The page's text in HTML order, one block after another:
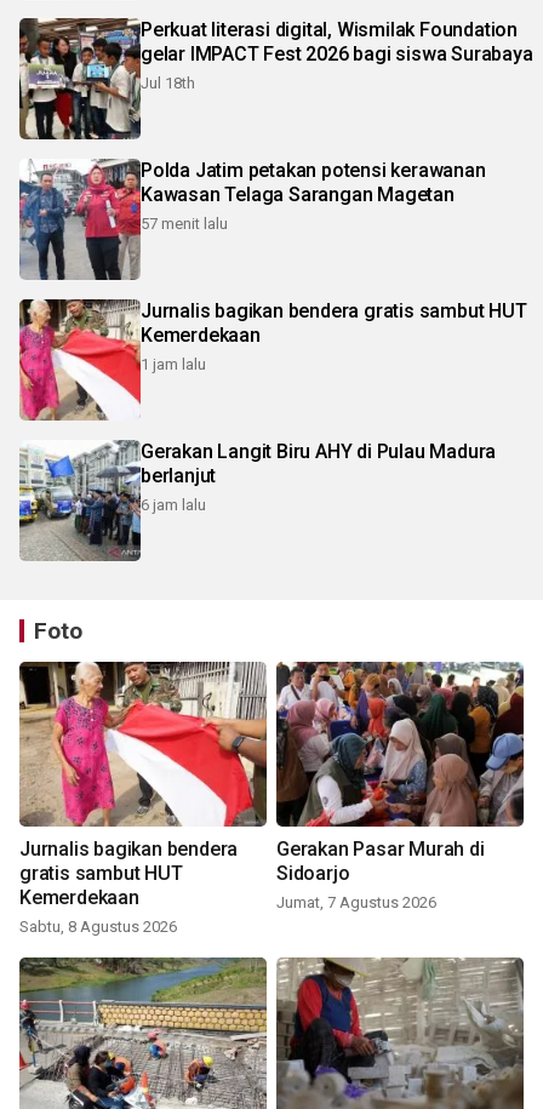
Perkuat literasi digital, Wismilak Foundation
gelar IMPACT Fest 2026 bagi siswa Surabaya
Jul 18th
Polda Jatim petakan potensi kerawanan
Kawasan Telaga Sarangan Magetan
57 menit lalu
Jurnalis bagikan bendera gratis sambut HUT
Kemerdekaan
1 jam lalu
Gerakan Langit Biru AHY di Pulau Madura
berlanjut
6 jam lalu
Foto
Jurnalis bagikan bendera
gratis sambut HUT
Kemerdekaan
Sabtu, 8 Agustus 2026
Gerakan Pasar Murah di
Sidoarjo
Jumat, 7 Agustus 2026